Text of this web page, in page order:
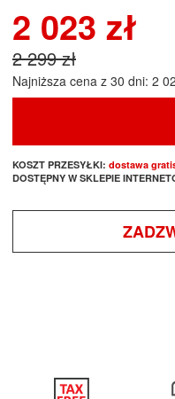
2 023 zł
2 299 zł
Najniższa cena z 30 dni: 2
KOSZT PRZESYŁKI: dostawa
DOSTĘPNY W SKLEPIE